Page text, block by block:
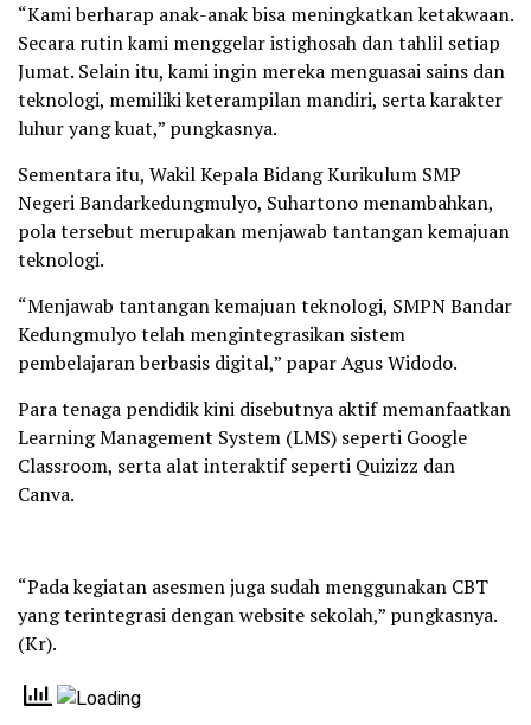
“Kami berharap anak-anak bisa meningkatkan ketakwaan.
Secara rutin kami menggelar istighosah dan tahlil setiap
Jumat. Selain itu, kami ingin mereka menguasai sains dan
teknologi, memiliki keterampilan mandiri, serta karakter
luhur yang kuat,” pungkasnya.
Sementara itu, Wakil Kepala Bidang Kurikulum SMP
Negeri Bandarkedungmulyo, Suhartono menambahkan,
pola tersebut merupakan menjawab tantangan kemajuan
teknologi.
“Menjawab tantangan kemajuan teknologi, SMPN Bandar
Kedungmulyo telah mengintegrasikan sistem
pembelajaran berbasis digital,” papar Agus Widodo.
Para tenaga pendidik kini disebutnya aktif memanfaatkan
Learning Management System (LMS) seperti Google
Classroom, serta alat interaktif seperti Quizizz dan
Canva.
“Pada kegiatan asesmen juga sudah menggunakan CBT
yang terintegrasi dengan website sekolah,” pungkasnya.
(Kr).